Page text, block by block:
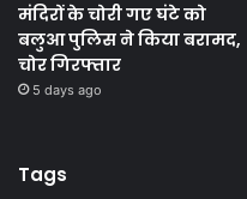
मंदिरों के चोरी गए घंटे को
बलुआ पुलिस ने किया बरामद,
चोर गिरफ्तार
5 days ago
Tags